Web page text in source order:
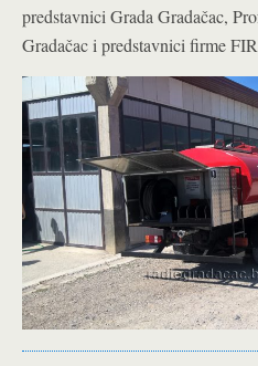
predstavnici Grada Gradačac,
Gradačac i predstavnici firme